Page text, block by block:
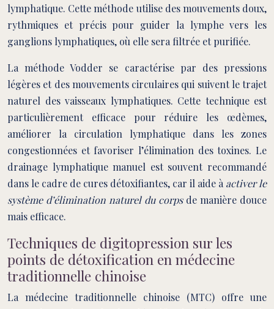
lymphatique. Cette méthode utilise des mouvements doux,
rythmiques et précis pour guider la lymphe vers les
ganglions lymphatiques, où elle sera filtrée et purifiée.
La méthode Vodder se caractérise par des pressions
légères et des mouvements circulaires qui suivent le trajet
naturel des vaisseaux lymphatiques. Cette technique est
particulièrement efficace pour réduire les œdèmes,
améliorer la circulation lymphatique dans les zones
congestionnées et favoriser l’élimination des toxines. Le
drainage lymphatique manuel est souvent recommandé
dans le cadre de cures détoxifiantes, car il aide à activer le
système d’élimination naturel du corps de manière douce
mais efficace.
Techniques de digitopression sur les
points de détoxification en médecine
traditionnelle chinoise
La médecine traditionnelle chinoise (MTC) offre une